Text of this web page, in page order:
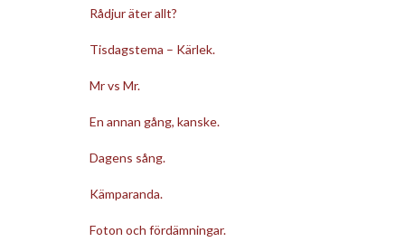
Rådjur äter allt?
Tisdagstema – Kärlek.
Mr vs Mr.
En annan gång, kanske.
Dagens sång.
Kämparanda.
Foton och fördämningar.